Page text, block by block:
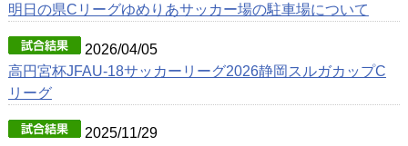
明日の県Cリーグゆめりあサッカー場の駐車場について
2026/04/05
高円宮杯JFAU-18サッカーリーグ2026静岡スルガカップC
リーグ
2025/11/29